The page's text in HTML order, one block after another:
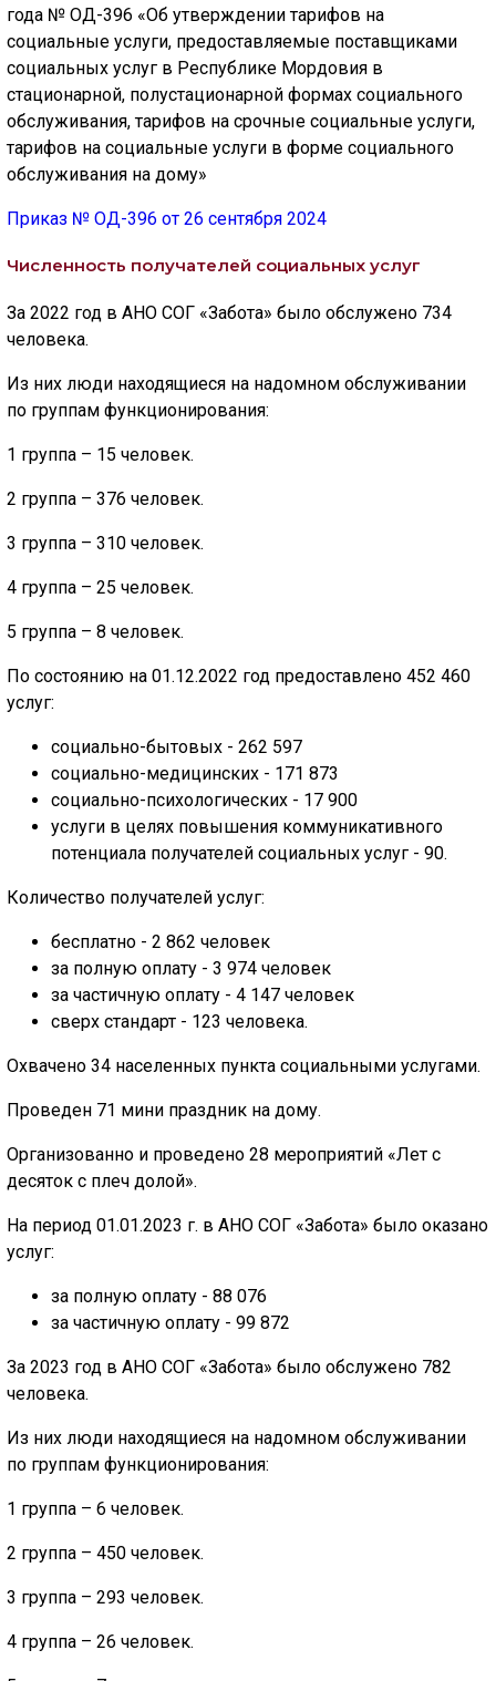
года № ОД-396 «Об утверждении тарифов на
социальные услуги, предоставляемые поставщиками
социальных услуг в Республике Мордовия в
стационарной, полустационарной формах социального
обслуживания, тарифов на срочные социальные услуги,
тарифов на социальные услуги в форме социального
обслуживания на дому»
Приказ № ОД-396 от 26 сентября 2024
Численность получателей социальных услуг
За 2022 год в АНО СОГ «Забота» было обслужено 734
человека.
Из них люди находящиеся на надомном обслуживании
по группам функционирования:
1 группа – 15 человек.
2 группа – 376 человек.
3 группа – 310 человек.
4 группа – 25 человек.
5 группа – 8 человек.
По состоянию на 01.12.2022 год предоставлено 452 460
услуг:
социально-бытовых - 262 597
социально-медицинских - 171 873
социально-психологических - 17 900
услуги в целях повышения коммуникативного
потенциала получателей социальных услуг - 90.
Количество получателей услуг:
бесплатно - 2 862 человек
за полную оплату - 3 974 человек
за частичную оплату - 4 147 человек
сверх стандарт - 123 человека.
Охвачено 34 населенных пункта социальными услугами.
Проведен 71 мини праздник на дому.
Организованно и проведено 28 мероприятий «Лет с
десяток с плеч долой».
На период 01.01.2023 г. в АНО СОГ «Забота» было оказано
услуг:
за полную оплату - 88 076
за частичную оплату - 99 872
За 2023 год в АНО СОГ «Забота» было обслужено 782
человека.
Из них люди находящиеся на надомном обслуживании
по группам функционирования:
1 группа – 6 человек.
2 группа – 450 человек.
3 группа – 293 человек.
4 группа – 26 человек.